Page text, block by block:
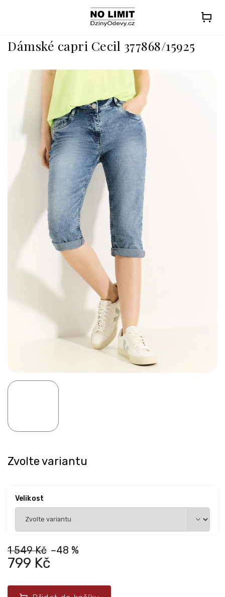
Dámské capri Cecil 377868/15925
1 549 Kč –48 %
799 Kč
Zvolte variantu
Velikost